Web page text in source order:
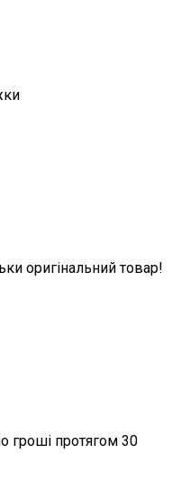
оригінальний товар!
гроші протягом 30